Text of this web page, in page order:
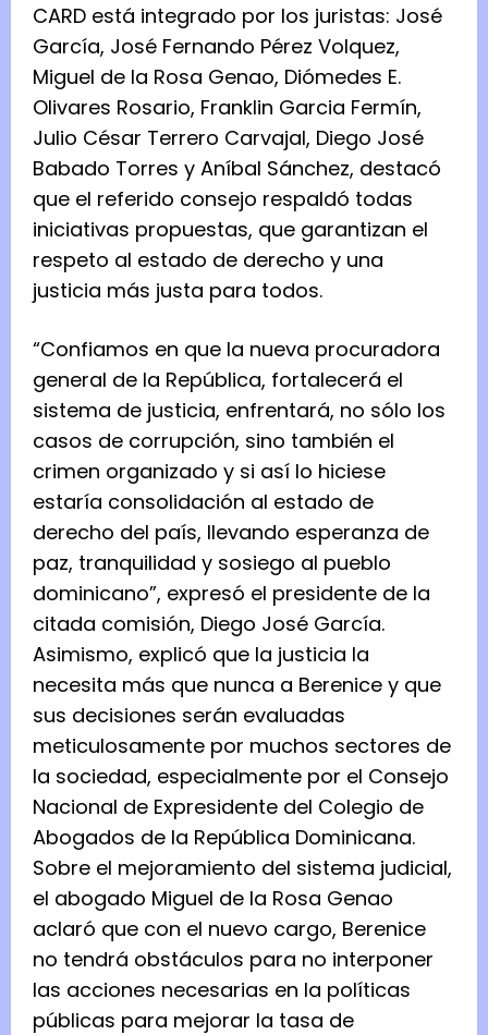
CARD está integrado por los juristas: José
García, José Fernando Pérez Volquez,
Miguel de la Rosa Genao, Diómedes E.
Olivares Rosario, Franklin Garcia Fermín,
Julio César Terrero Carvajal, Diego José
Babado Torres y Aníbal Sánchez, destacó
que el referido consejo respaldó todas
iniciativas propuestas, que garantizan el
respeto al estado de derecho y una
justicia más justa para todos.
“Confiamos en que la nueva procuradora
general de la República, fortalecerá el
sistema de justicia, enfrentará, no sólo los
casos de corrupción, sino también el
crimen organizado y si así lo hiciese
estaría consolidación al estado de
derecho del país, llevando esperanza de
paz, tranquilidad y sosiego al pueblo
dominicano”, expresó el presidente de la
citada comisión, Diego José García.
Asimismo, explicó que la justicia la
necesita más que nunca a Berenice y que
sus decisiones serán evaluadas
meticulosamente por muchos sectores de
la sociedad, especialmente por el Consejo
Nacional de Expresidente del Colegio de
Abogados de la República Dominicana.
Sobre el mejoramiento del sistema judicial,
el abogado Miguel de la Rosa Genao
aclaró que con el nuevo cargo, Berenice
no tendrá obstáculos para no interponer
las acciones necesarias en la políticas
públicas para mejorar la tasa de